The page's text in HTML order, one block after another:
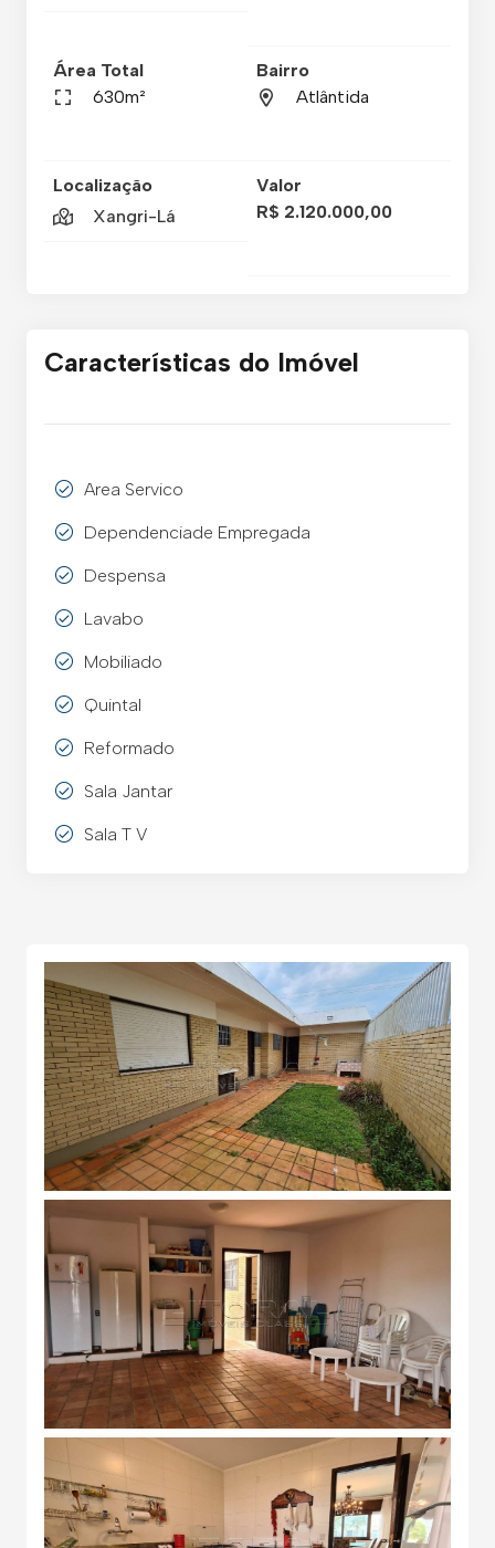
Área Total
630m²
Bairro
Atlântida
Localização
Xangri-Lá
Valor
R$ 2.120.000,00
Características do Imóvel
Area Servico
Dependenciade Empregada
Despensa
Lavabo
Mobiliado
Quintal
Reformado
Sala Jantar
Sala T V